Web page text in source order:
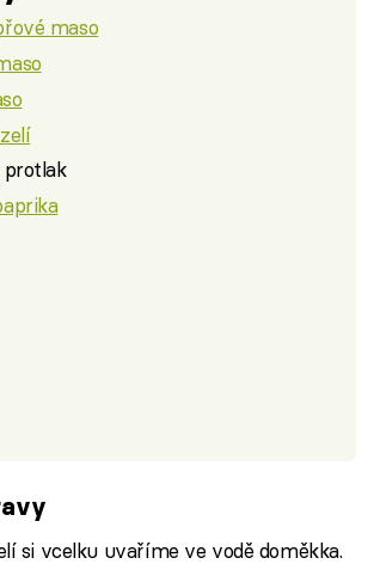
maso
si vcelku uvaříme ve vodě doměkka.